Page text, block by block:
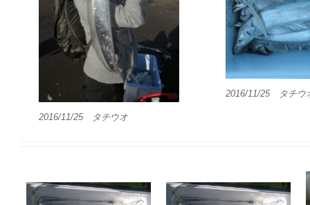
2016/11/25 タチウオ
2016/11/25 タチウ